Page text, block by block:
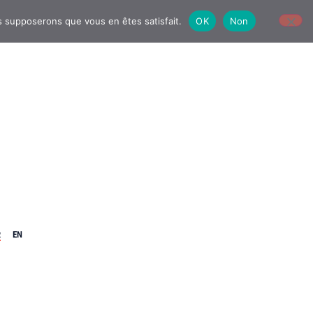
EN
que vous en êtes satisfait. OK Non